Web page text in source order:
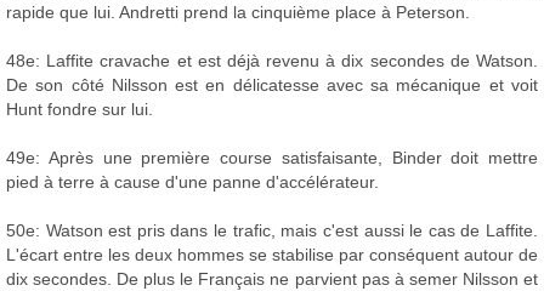
rapide que lui. Andretti prend la cinquième place à Peterson.
48e: Laffite cravache et est déjà revenu à dix secondes de Watson.
De son côté Nilsson est en délicatesse avec sa mécanique et voit
Hunt fondre sur lui.
49e: Après une première course satisfaisante, Binder doit mettre
pied à terre à cause d'une panne d'accélérateur.
50e: Watson est pris dans le trafic, mais c'est aussi le cas de Laffite.
L'écart entre les deux hommes se stabilise par conséquent autour de
dix secondes. De plus le Français ne parvient pas à semer Nilsson et